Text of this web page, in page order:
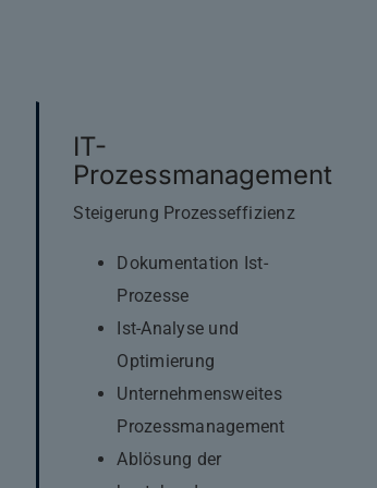
IT-
Prozessmanagement
Steigerung Prozesseffizienz
Dokumentation Ist-
Prozesse
Ist-Analyse und
Optimierung
Unternehmensweites
Prozessmanagement
Ablösung der